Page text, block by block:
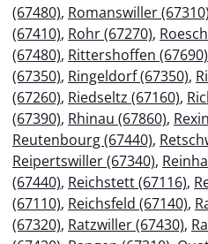
(67480), Romanswiller (67310)
(67410), Rohr (67270),
(67480), Rittershoffen (67690)
(67350), Ringeldorf (67350),
(67260), Riedseltz (67160),
(67390), Rhinau (67860),
Reutenbourg (67440),
Reipertswiller (67340),
(67440), Reichstett (67116),
(67110), Reichsfeld (67140),
(67320), Ratzwiller (67430),